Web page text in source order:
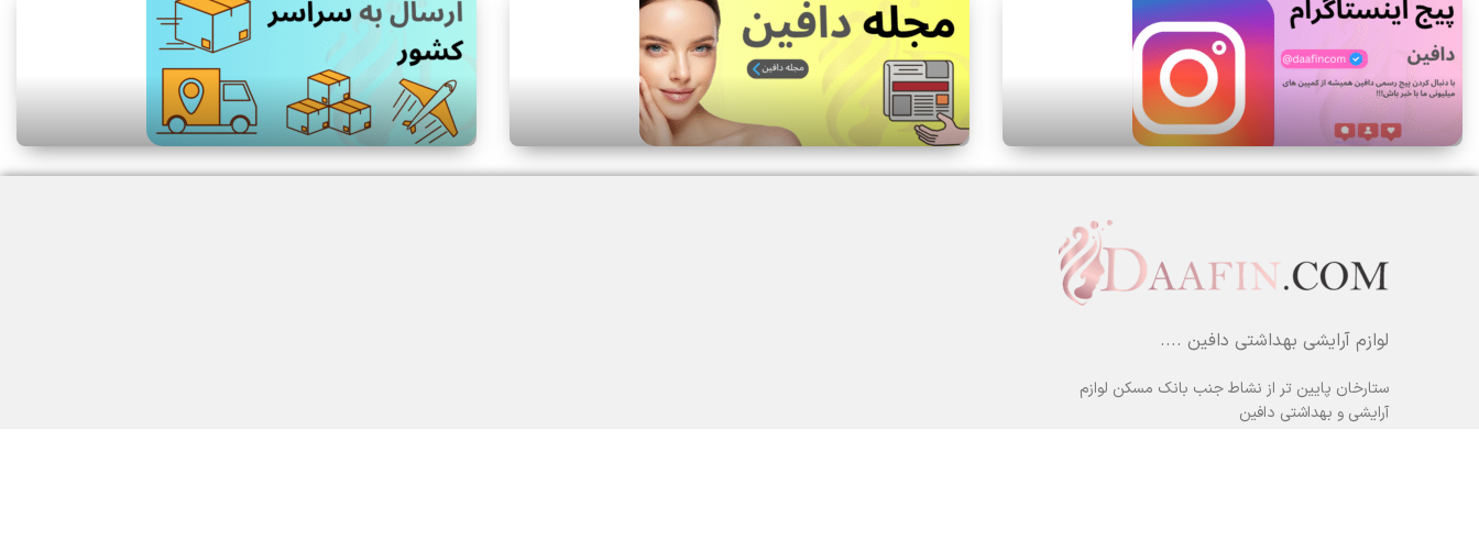
لوازم آرایشی بهداشتی دافین ....
ستارخان پایین تر از نشاط جنب بانک مسکن لوازم
آرایشی و بهداشتی دافین